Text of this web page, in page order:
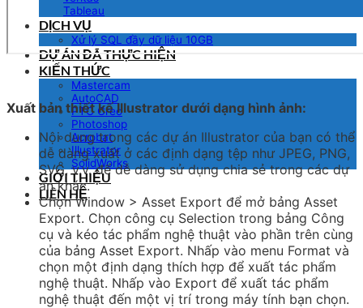
Tableau
DỊCH VỤ
Xử lý SQL đầy dữ liệu 10GB
DỰ ÁN ĐÃ THỰC HIỆN
KIẾN THỨC
Mastercam
AutoCAD
PTC Creo
Photoshop
Acrobat
Illustrator
SolidWorks
GIỚI THIỆU
LIÊN HỆ
Xuất bản thiết kế Illustrator dưới dạng hình ảnh:
Nội dung trong các dự án Illustrator của bạn có thể
dễ dàng xuất ở các định dạng tệp như JPEG, PNG,
SVG, v.v. để dễ dàng sử dụng chia sẻ trong các dự
án khác.
Chọn Window > Asset Export để mở bảng Asset
Export. Chọn công cụ Selection trong bảng Công
cụ và kéo tác phẩm nghệ thuật vào phần trên cùng
của bảng Asset Export. Nhấp vào menu Format và
chọn một định dạng thích hợp để xuất tác phẩm
nghệ thuật. Nhấp vào Export để xuất tác phẩm
nghệ thuật đến một vị trí trong máy tính bạn chọn.